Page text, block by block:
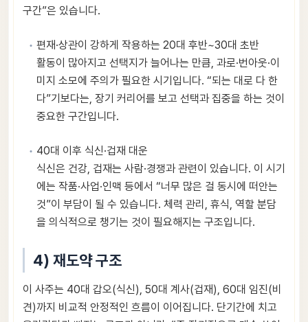
구간”은 있습니다.
편재·상관이 강하게 작용하는 20대 후반~30대 초반
활동이 많아지고 선택지가 늘어나는 만큼, 과로·번아웃·이
미지 소모에 주의가 필요한 시기입니다. “되는 대로 다 한
다”기보다는, 장기 커리어를 보고 선택과 집중을 하는 것이
중요한 구간입니다.
40대 이후 식신·겁재 대운
식신은 건강, 겁재는 사람·경쟁과 관련이 있습니다. 이 시기
에는 작품·사업·인맥 등에서 “너무 많은 걸 동시에 떠안는
것”이 부담이 될 수 있습니다. 체력 관리, 휴식, 역할 분담
을 의식적으로 챙기는 것이 필요해지는 구조입니다.
4) 재도약 구조
이 사주는 40대 갑오(식신), 50대 계사(겁재), 60대 임진(비
견)까지 비교적 안정적인 흐름이 이어집니다. 단기간에 치고